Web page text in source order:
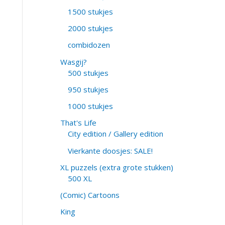
1500 stukjes
2000 stukjes
combidozen
Wasgij?
500 stukjes
950 stukjes
1000 stukjes
That's Life
City edition / Gallery edition
Vierkante doosjes: SALE!
XL puzzels (extra grote stukken)
500 XL
(Comic) Cartoons
King